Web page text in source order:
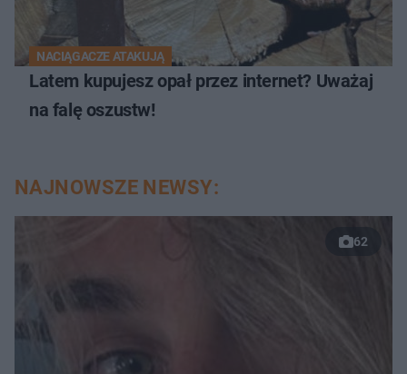
NACIĄGACZE ATAKUJĄ
Latem kupujesz opał przez internet? Uważaj
na falę oszustw!
NAJNOWSZE NEWSY:
62